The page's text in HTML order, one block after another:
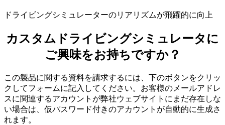
ドライビングシミュレーターのリアリズムが飛躍的に向上
カスタムドライビングシミュレータに
ご興味をお持ちですか？
この製品に関する資料を請求するには、下のボタンをクリッ
クしてフォームに記入してください。お客様のメールアドレ
スに関連するアカウントが弊社ウェブサイトにまだ存在しな
い場合は、仮パスワード付きのアカウントが自動的に生成さ
れます。